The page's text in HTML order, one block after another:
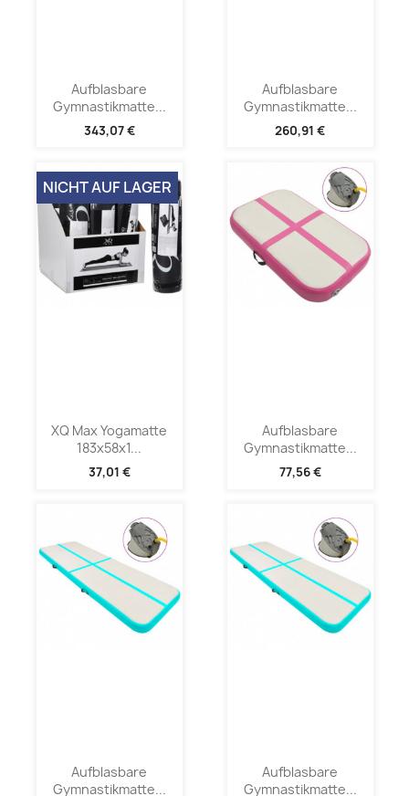
Aufblasbare
Gymnastikmatte...
343,07 €
Aufblasbare
Gymnastikmatte...
260,91 €
XQ Max Yogamatte
183x58x1...
37,01 €
NICHT AUF LAGER
Aufblasbare
Gymnastikmatte...
77,56 €
Aufblasbare
Gymnastikmatte...
Aufblasbare
Gymnastikmatte...